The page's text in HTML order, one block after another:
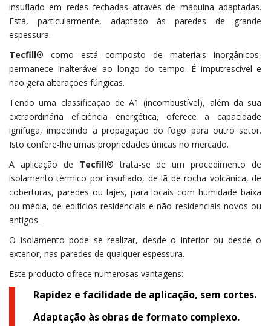
insuflado em redes fechadas através de máquina adaptadas.
Está, particularmente, adaptado às paredes de grande
espessura.
Tecfill® como está composto de materiais inorgânicos,
permanece inalterável ao longo do tempo. É imputrescível e
não gera alterações fúngicas.
Tendo uma classificação de A1 (incombustível), além da sua
extraordinária eficiência energética, oferece a capacidade
ignífuga, impedindo a propagação do fogo para outro setor.
Isto confere-lhe umas propriedades únicas no mercado.
A aplicação de Tecfill® trata-se de um procedimento de
isolamento térmico por insuflado, de lã de rocha volcânica, de
coberturas, paredes ou lajes, para locais com humidade baixa
ou média, de edifícios residenciais e não residenciais novos ou
antigos.
O isolamento pode se realizar, desde o interior ou desde o
exterior, nas paredes de qualquer espessura.
Este producto ofrece numerosas vantagens:
Rapidez e facilidade de aplicação, sem cortes.
Adaptação às obras de formato complexo.